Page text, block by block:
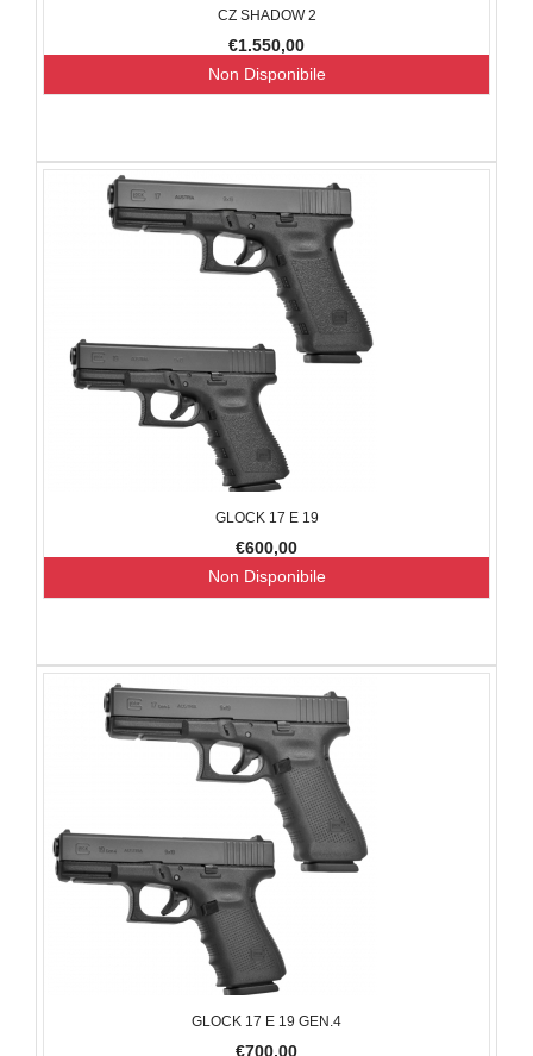
CZ SHADOW 2
€1.550,00
Non Disponibile
GLOCK 17 E 19
€600,00
Non Disponibile
GLOCK 17 E 19 GEN.4
€700,00